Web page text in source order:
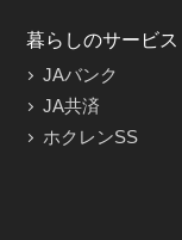
暮らしのサービス
JAバンク
JA共済
ホクレンSS